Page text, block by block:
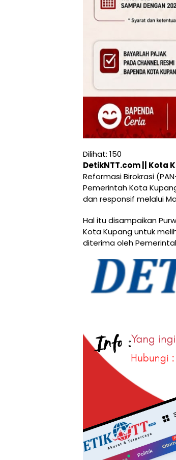
Dilihat: 150
DetikNTT.com || Kota
Reformasi Birokrasi
Pemerintah Kota
dan responsif melalui
Hal itu disampaikan
Kota Kupang untuk
diterima oleh